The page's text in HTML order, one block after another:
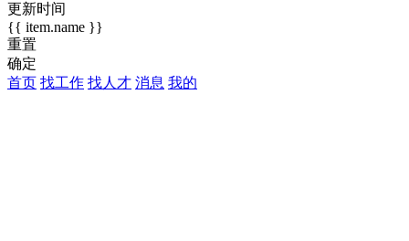
更新时间
{{ item.name }}
重置
确定
首页 找工作 找人才 消息 我的